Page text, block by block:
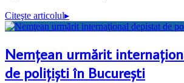
Citeşte articolul▸
Nemţean urmărit
de poliţişti în Bucureşti